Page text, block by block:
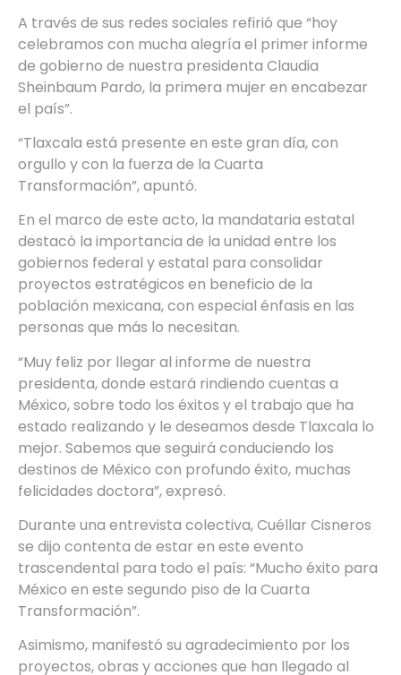
A través de sus redes sociales refirió que “hoy
celebramos con mucha alegría el primer informe
de gobierno de nuestra presidenta Claudia
Sheinbaum Pardo, la primera mujer en encabezar
el país”.
“Tlaxcala está presente en este gran día, con
orgullo y con la fuerza de la Cuarta
Transformación”, apuntó.
En el marco de este acto, la mandataria estatal
destacó la importancia de la unidad entre los
gobiernos federal y estatal para consolidar
proyectos estratégicos en beneficio de la
población mexicana, con especial énfasis en las
personas que más lo necesitan.
“Muy feliz por llegar al informe de nuestra
presidenta, donde estará rindiendo cuentas a
México, sobre todo los éxitos y el trabajo que ha
estado realizando y le deseamos desde Tlaxcala lo
mejor. Sabemos que seguirá conduciendo los
destinos de México con profundo éxito, muchas
felicidades doctora”, expresó.
Durante una entrevista colectiva, Cuéllar Cisneros
se dijo contenta de estar en este evento
trascendental para todo el país: “Mucho éxito para
México en este segundo piso de la Cuarta
Transformación”.
Asimismo, manifestó su agradecimiento por los
proyectos, obras y acciones que han llegado al